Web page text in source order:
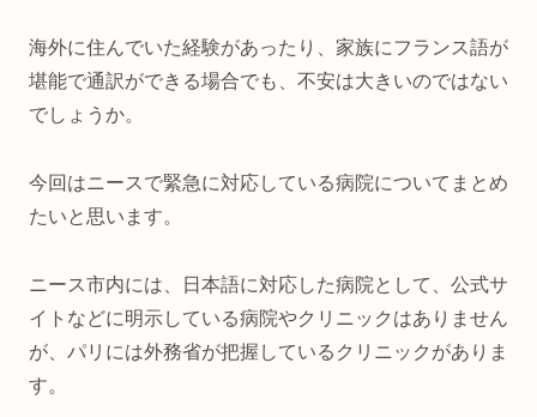
海外に住んでいた経験があったり、家族にフランス語が
堪能で通訳ができる場合でも、不安は大きいのではない
でしょうか。
今回はニースで緊急に対応している病院についてまとめ
たいと思います。
ニース市内には、日本語に対応した病院として、公式サ
イトなどに明示している病院やクリニックはありません
が、パリには外務省が把握しているクリニックがありま
す。